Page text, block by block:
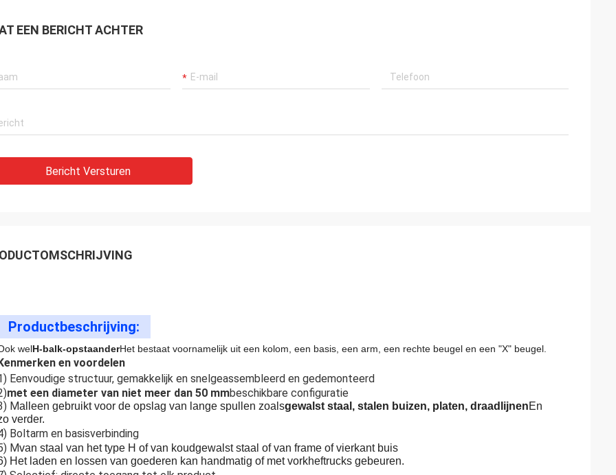
EEN BERICHT ACHTER
Bericht Versturen
Productbeschrijving:
welH-balk-opstaanderHet bestaat voornamelijk uit een kolom, een basis, een arm, een rechte beugel en een "X" beugel.
en voordelen
Eenvoudige structuur, gemakkelijk en snelgeassembleerd en gedemonteerd
met een diameter van niet meer dan 50 mmbeschikbare configuratie
Malleen gebruikt voor de opslag van lange spullen zoalsgewalst staal, stalen buizen, platen, draadlijnenEn
verder.
Boltarm en basisverbinding
Mvan staal van het type H of van koudgewalst staal of van frame of vierkant buis
Het laden en lossen van goederen kan handmatig of met vorkheftrucks gebeuren.